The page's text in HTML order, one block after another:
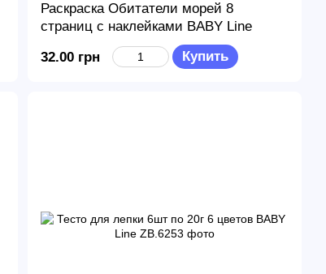
Раскраска Обитатели морей 8
страниц с наклейками BABY Line
32.00 грн Купить